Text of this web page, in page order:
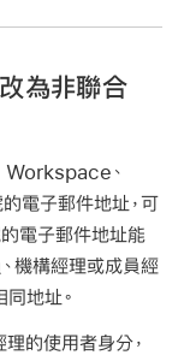
為非聯合
Workspace、
子郵件地址，可
電子郵件地址能
機構經理或成員經
地址。
的使用者身分，